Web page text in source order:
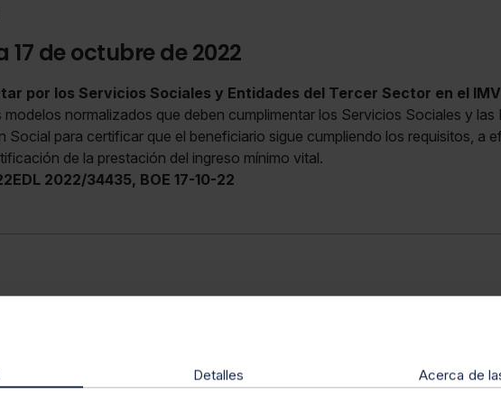
Detalles Acerca de
17 de octubre de 2022
por los Servicios Sociales y Entidades del Tercer Sector en el IMV
normalizados que deben cumplimentar los Servicios Sociales y las
Social para certificar que el beneficiario sigue cumpliendo los requisitos, a
de la prestación del ingreso mínimo vital.
2022/34435, BOE 17-10-22